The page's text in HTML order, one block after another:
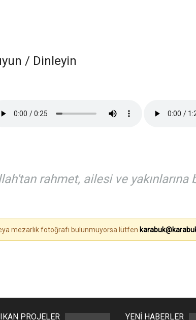
/ Dinleyin
rahmet, ailesi ve yakınlarına
mezarlık fotoğrafı bulunmuyorsa lütfen
PROJELER YENİ HABERLER